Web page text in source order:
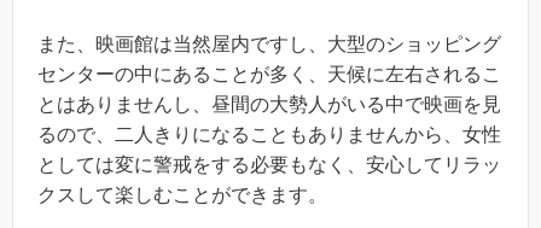
また、映画館は当然屋内ですし、大型のショッピング
センターの中にあることが多く、天候に左右されるこ
とはありませんし、昼間の大勢人がいる中で映画を見
るので、二人きりになることもありませんから、女性
としては変に警戒をする必要もなく、安心してリラッ
クスして楽しむことができます。